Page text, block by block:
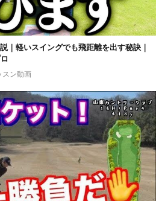
｜軽いスイングでも飛距離を出す秘訣｜
スン動画